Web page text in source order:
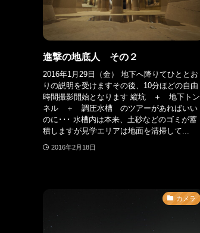
進撃の地底人 その２
2016年1月29日（金） 地下へ降りてひととお
りの説明を受けますその後、10分ほどの自由
時間撮影開始となります 縦坑 ＋ 地下トン
ネル ＋ 調圧水槽 のツアーがあればいい
のに･･･ 水槽内は本来、土砂などのゴミが蓄
積しますが見学エリアは地面を清掃して...
2016年2月18日
カメラ